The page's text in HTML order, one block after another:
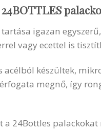
24BOTTLES
igazan
vagy ecettel is
acélból készültek,
megnő, így
24Bottles